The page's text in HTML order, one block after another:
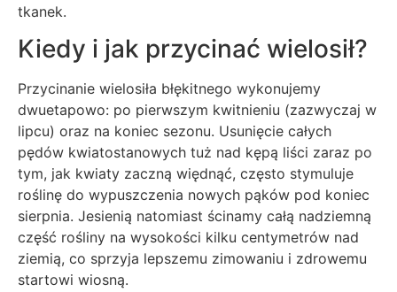
tkanek.
Kiedy i jak przycinać wielosił?
Przycinanie wielosiła błękitnego wykonujemy
dwuetapowo: po pierwszym kwitnieniu (zazwyczaj w
lipcu) oraz na koniec sezonu. Usunięcie całych
pędów kwiatostanowych tuż nad kępą liści zaraz po
tym, jak kwiaty zaczną więdnąć, często stymuluje
roślinę do wypuszczenia nowych pąków pod koniec
sierpnia. Jesienią natomiast ścinamy całą nadziemną
część rośliny na wysokości kilku centymetrów nad
ziemią, co sprzyja lepszemu zimowaniu i zdrowemu
startowi wiosną.